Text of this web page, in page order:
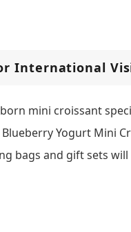
International
born mini croissant
Yogurt Mini
bags and gift sets